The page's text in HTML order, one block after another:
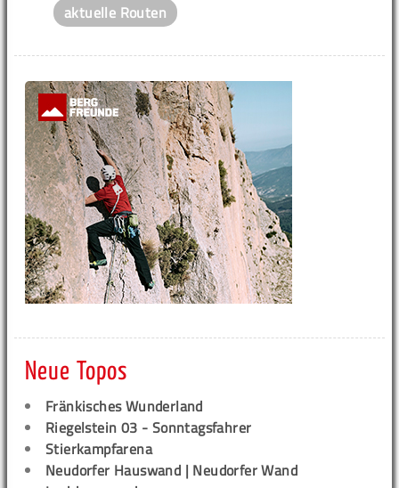
aktuelle Routen
Neue Topos
Fränkisches Wunderland
Riegelstein 03 - Sonntagsfahrer
Stierkampfarena
Neudorfer Hauswand | Neudorfer Wand